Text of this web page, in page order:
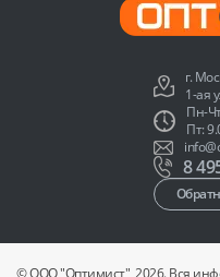
г.
1-ая
Пн-
Пт:
8
© ООО "Оптимист", 2026. Вся